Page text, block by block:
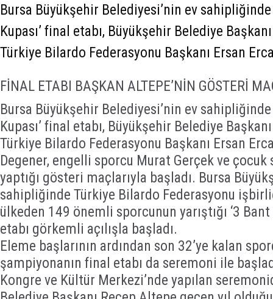
Bursa Büyükşehir Belediyesi’nin ev sahipliğinde
Kupası’ final etabı, Büyükşehir Belediye
Türkiye Bilardo Federasyonu Başkanı Ersan
FİNAL ETABI BAŞKAN ALTEPE’NİN GÖSTERİ
Bursa Büyükşehir Belediyesi’nin ev sahipliğinde
Kupası’ final etabı, Büyükşehir Belediye
Türkiye Bilardo Federasyonu Başkanı Ersan
Degener, engelli sporcu Murat Gerçek ve çocuk
yaptığı gösteri maçlarıyla başladı. Bursa
sahipliğinde Türkiye Bilardo Federasyonu
ülkeden 149 önemli sporcunun yarıştığı ‘3 Bant
etabı görkemli açılışla başladı.
Eleme başlarının ardından son 32’ye kalan
şampiyonanın final etabı da seremoni ile
Kongre ve Kültür Merkezi’nde yapılan